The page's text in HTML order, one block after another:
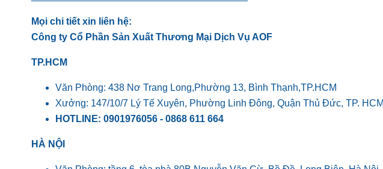
Mọi chi tiết xin liên hệ:
Công ty Cổ Phần Sản Xuất Thương Mại Dịch Vụ AOF
TP.HCM
Văn Phòng: 438 Nơ Trang Long,Phường 13, Bình Thạnh,TP.HCM
Xưởng: 147/10/7 Lý Tế Xuyên, Phường Linh Đông, Quận Thủ Đức, TP. HCM
HOTLINE: 0901976056 - 0868 611 664
HÀ NỘI